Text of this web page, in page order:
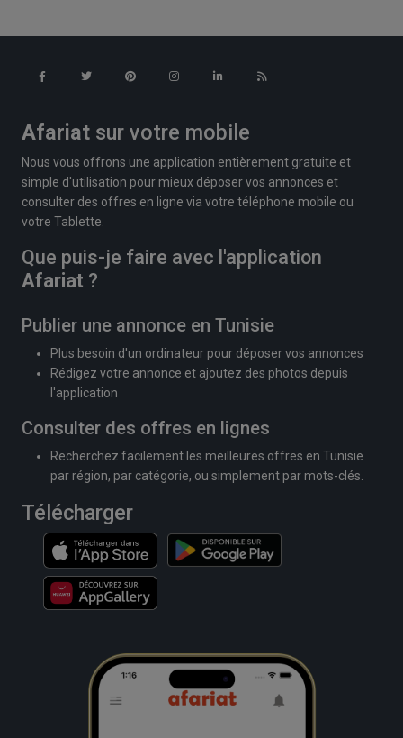
Afariat sur votre mobile
Nous vous offrons une application entièrement gratuite et
simple d'utilisation pour mieux déposer vos annonces et
consulter des offres en ligne via votre téléphone mobile ou
votre Tablette.
Que puis-je faire avec l'application
Afariat ?
Publier une annonce en Tunisie
Plus besoin d'un ordinateur pour déposer vos annonces
Rédigez votre annonce et ajoutez des photos depuis
l'application
Consulter des offres en lignes
Recherchez facilement les meilleures offres en Tunisie
par région, par catégorie, ou simplement par mots-clés.
Télécharger